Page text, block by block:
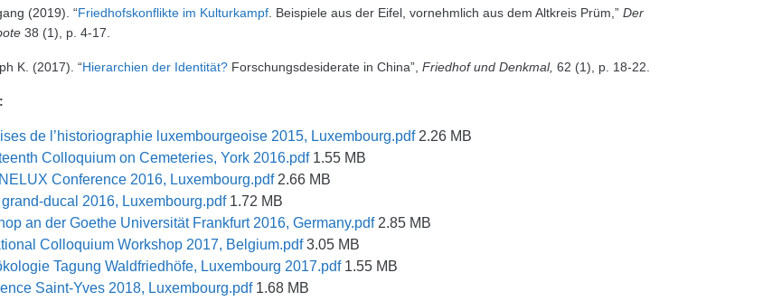
(2019). “Friedhofskonflikte im Kulturkampf . Beispiele aus der Eifel, vornehmlich aus dem Altkreis Prüm,” Der
38 (1), p. 4-17.
K. (2017). “Hierarchien der Identität? Forschungsdesiderate in China”, Friedhof und Denkmal, 62 (1), p. 18-22.
de l’historiographie luxembourgeoise 2015, Luxembourg.pdf2.26 MB
Colloquium on Cemeteries, York 2016.pdf1.55 MB
Conference 2016, Luxembourg.pdf2.66 MB
grand-ducal 2016, Luxembourg.pdf1.72 MB
an der Goethe Universität Frankfurt 2016, Germany.pdf2.85 MB
Colloquium Workshop 2017, Belgium.pdf3.05 MB
Tagung Waldfriedhöfe, Luxembourg 2017.pdf1.55 MB
Saint-Yves 2018, Luxembourg.pdf1.68 MB